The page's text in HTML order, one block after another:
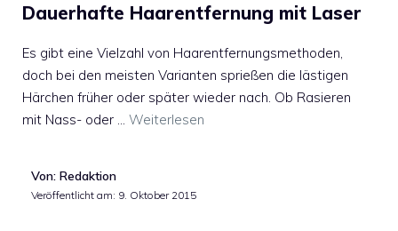
Dauerhafte Haarentfernung mit Laser
Es gibt eine Vielzahl von Haarentfernungsmethoden,
doch bei den meisten Varianten sprießen die lästigen
Härchen früher oder später wieder nach. Ob Rasieren
mit Nass- oder … Weiterlesen
Von: Redaktion
Veröffentlicht am: 9. Oktober 2015